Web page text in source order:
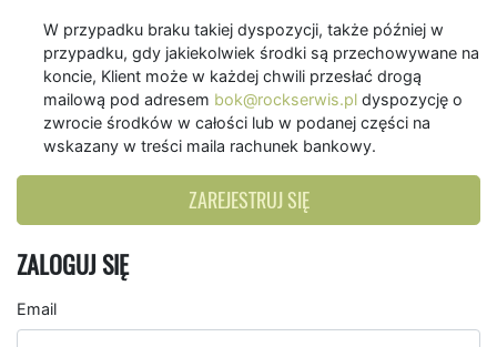
W przypadku braku takiej dyspozycji, także później w
przypadku, gdy jakiekolwiek środki są przechowywane na
koncie, Klient może w każdej chwili przesłać drogą
mailową pod adresem bok@rockserwis.pl dyspozycję o
zwrocie środków w całości lub w podanej części na
wskazany w treści maila rachunek bankowy.
ZAREJESTRUJ SIĘ
ZALOGUJ SIĘ
Email